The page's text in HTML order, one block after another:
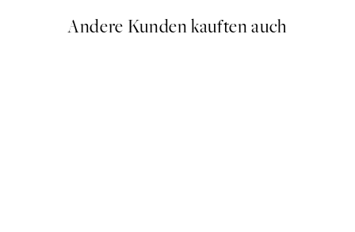
Andere Kunden kauften auch